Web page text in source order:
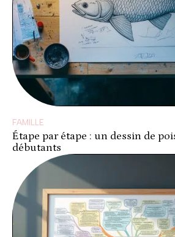
FAMILLE
Étape par étape : un dessin de
débutants